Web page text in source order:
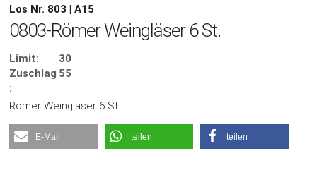
Los Nr. 803 | A15
0803-Römer Weingläser 6 St.
Limit:
30
Zuschlag
:
55
Römer Weingläser 6 St.
E-Mail teilen teilen